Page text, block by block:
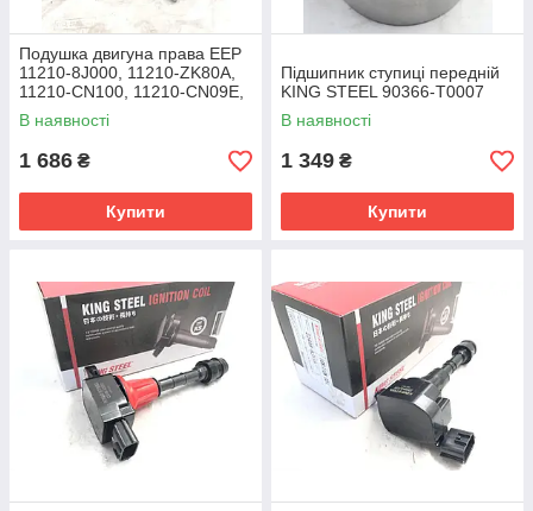
Подушка двигуна права EEP
11210-8J000, 11210-ZK80A,
11210-CN100, 11210-CN09E,
11210-CN00A, 11210-CN000,
11210-9Y000, 11210-8J00A
В наявності
1 686 ₴
Купити
Підшипник ступиці передній
KING STEEL 90366-T0007
В наявності
1 349 ₴
Купити